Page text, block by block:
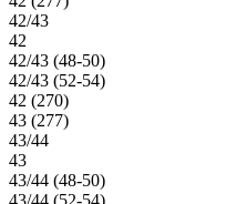
42/43
42
42/43 (48-50)
42/43 (52-54)
42 (270)
43 (277)
43/44
43
43/44 (48-50)
43/44 (52-54)